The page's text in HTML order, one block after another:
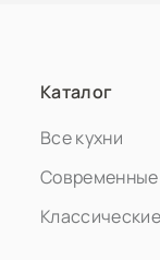
Каталог
Все кухни
Современные